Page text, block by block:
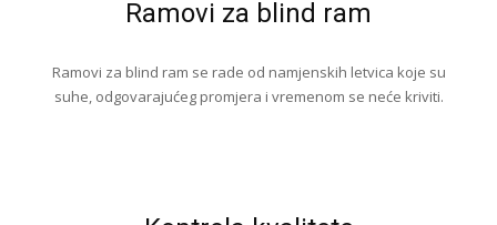
Ramovi za blind ram
Ramovi za blind ram se rade od namjenskih letvica koje su
suhe, odgovarajućeg promjera i vremenom se neće kriviti.